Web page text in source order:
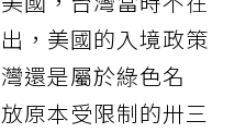
，美國的入境政策
還是屬於綠色名
原本受限制的卅三